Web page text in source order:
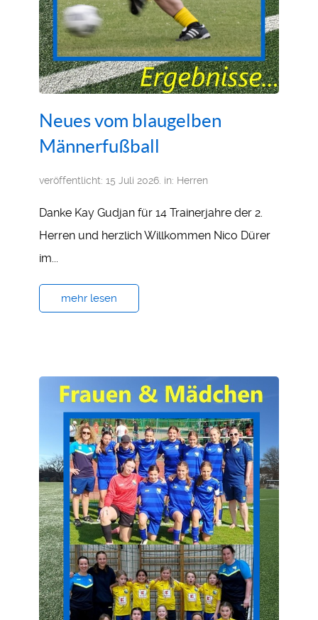
Neues vom blaugelben
Männerfußball
veröffentlicht: 15 Juli 2026. in: Herren
Danke Kay Gudjan für 14 Trainerjahre der 2.
Herren und herzlich Willkommen Nico Dürer
im...
mehr lesen